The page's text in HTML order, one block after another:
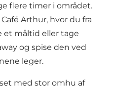
flere timer i området.
Arthur, hvor du fra
et måltid eller tage
og spise den ved
leger.
med stor omhu af